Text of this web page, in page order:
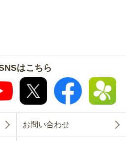
はこちら
お問い合わせ